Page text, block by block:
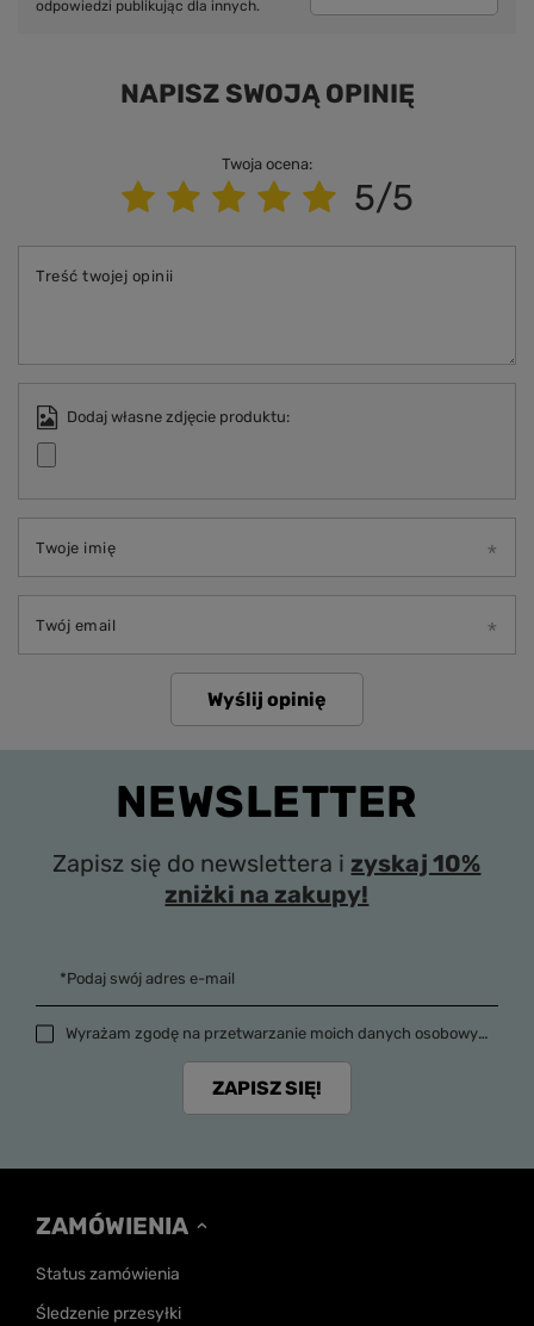
odpowiedzi publikując dla innych.
NAPISZ SWOJĄ OPINIĘ
Twoja ocena:
5/5
Treść twojej opinii
Dodaj własne zdjęcie produktu:
Twoje imię
Twój email
Wyślij opinię
NEWSLETTER
Zapisz się do newslettera i zyskaj 10%
zniżki na zakupy!
*Podaj swój adres e-mail
Wyrażam zgodę na przetwarzanie moich danych osobowych (adres e-mail) na potrzeby wysyłki newslettera z informacją handlową (marketing). Więcej w
ZAPISZ SIĘ!
ZAMÓWIENIA
Status zamówienia
Śledzenie przesyłki